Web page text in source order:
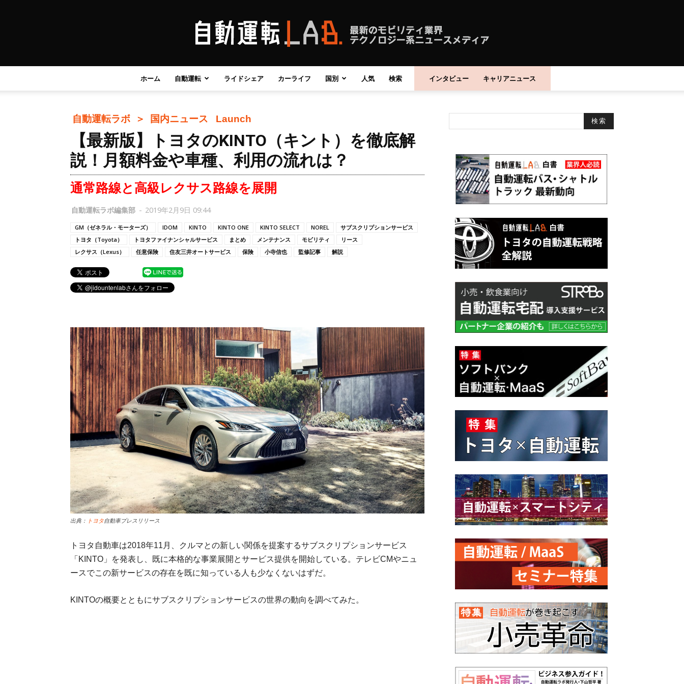
自
ラ
ボ
ホーム 自動運転 ライドシェア カーライフ 国別 人気 検索 インタビュー キャリアニュース
自動運転ラボ ＞ 国内ニュース Launch
【最新版】トヨタのKINTO（キント）を徹底解
説！月額料金や車種、利用の流れは？
通常路線と高級レクサス路線を展開
自動運転ラボ編集部 - 2019年2月9日 09:44
GM（ゼネラル・モーターズ） IDOM KINTO KINTO ONE KINTO SELECT NOREL
サブスクリプションサービス
トヨタ（Toyota）
トヨタファイナンシャルサービス まとめ メンテナンス モビリティ
リース
レクサス（Lexus）
任意保険 住友三井オートサービス 保険 小寺信也 監修記事 解説
出典： トヨタ自動車プレスリリース
トヨタ自動車は2018年11月、クルマとの新しい関係を提案するサブスクリプションサービス
「KINTO」を発表し、既に本格的な事業展開とサービス提供を開始している。テレビCMやニュ
ースでこの新サービスの存在を既に知っている人も少なくないはずだ。
KINTOの概要とともにサブスクリプションサービスの世界の動向を調べてみた。